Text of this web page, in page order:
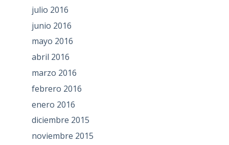
julio 2016
junio 2016
mayo 2016
abril 2016
marzo 2016
febrero 2016
enero 2016
diciembre 2015
noviembre 2015